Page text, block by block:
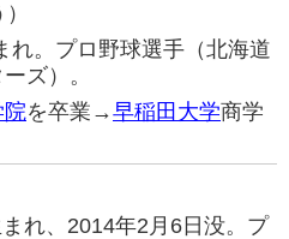
れ。プロ野球選手（北海道
ズ）。
院を卒業→早稲田大学商学
れ、2014年2月6日没。プ